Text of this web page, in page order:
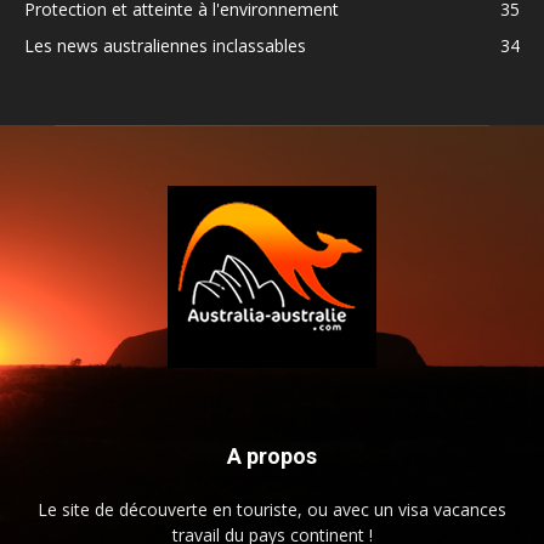
Protection et atteinte à l'environnement
35
Les news australiennes inclassables
34
A propos
Le site de découverte en touriste, ou avec un visa vacances
travail du pays continent !